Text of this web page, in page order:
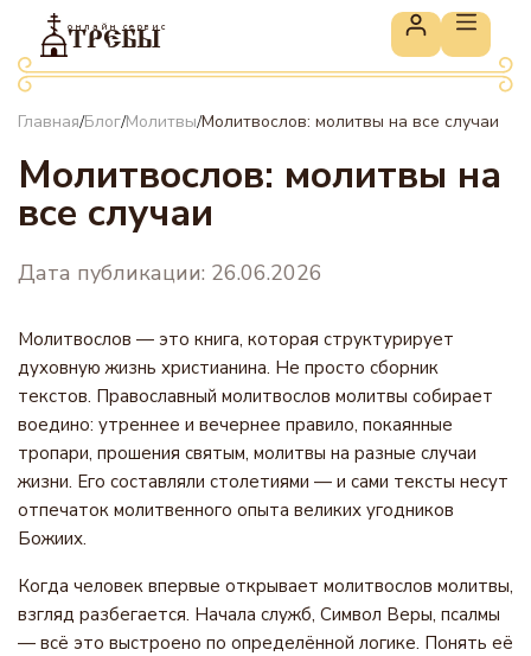
онлайн сервис
ТРЕБЫ
Главная/Блог/Молитвы/Молитвослов: молитвы на все случаи
Молитвослов: молитвы на
все случаи
Дата публикации: 26.06.2026
Молитвослов — это книга, которая структурирует
духовную жизнь христианина. Не просто сборник
текстов. Православный молитвослов молитвы собирает
воедино: утреннее и вечернее правило, покаянные
тропари, прошения святым, молитвы на разные случаи
жизни. Его составляли столетиями — и сами тексты несут
отпечаток молитвенного опыта великих угодников
Божиих.
Когда человек впервые открывает молитвослов молитвы,
взгляд разбегается. Начала служб, Символ Веры, псалмы
— всё это выстроено по определённой логике. Понять её